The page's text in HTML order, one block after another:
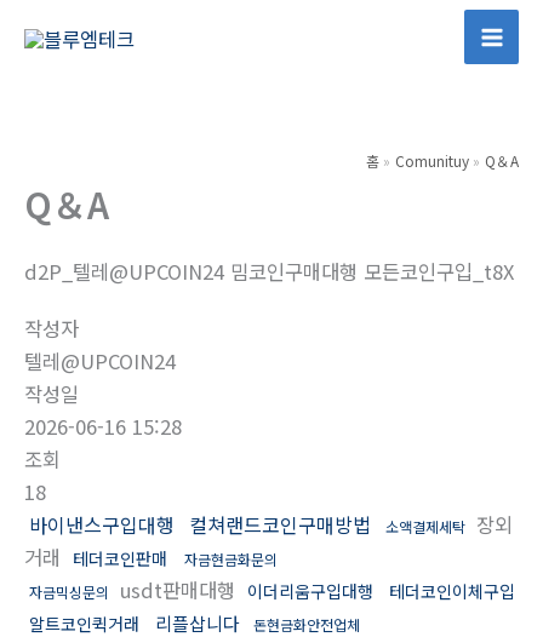
Main
홈 Comunituy Q＆A
Q＆A
d2P_텔레@UPCOIN24 밈코인구매대행 모든코인구입_t8X
작성자
텔레@UPCOIN24
작성일
2026-06-16 15:28
조회
18
바이낸스구입대행
컬쳐랜드코인구매방법 소액결제세탁 장외
거래
테더코인판매
자금현금화문의
자금믹싱문의
usdt판매대행 이더리움구입대행
테더코인이체구입
알트코인퀵거래
리플삽니다 돈현금화안전업체